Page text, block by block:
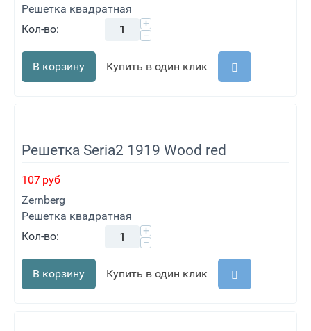
Решетка квадратная
Кол-во:
+
−
В корзину Купить в один клик
Решетка Seria2 1919 Wood red
107 руб
Zernberg
Решетка квадратная
Кол-во:
+
−
В корзину Купить в один клик